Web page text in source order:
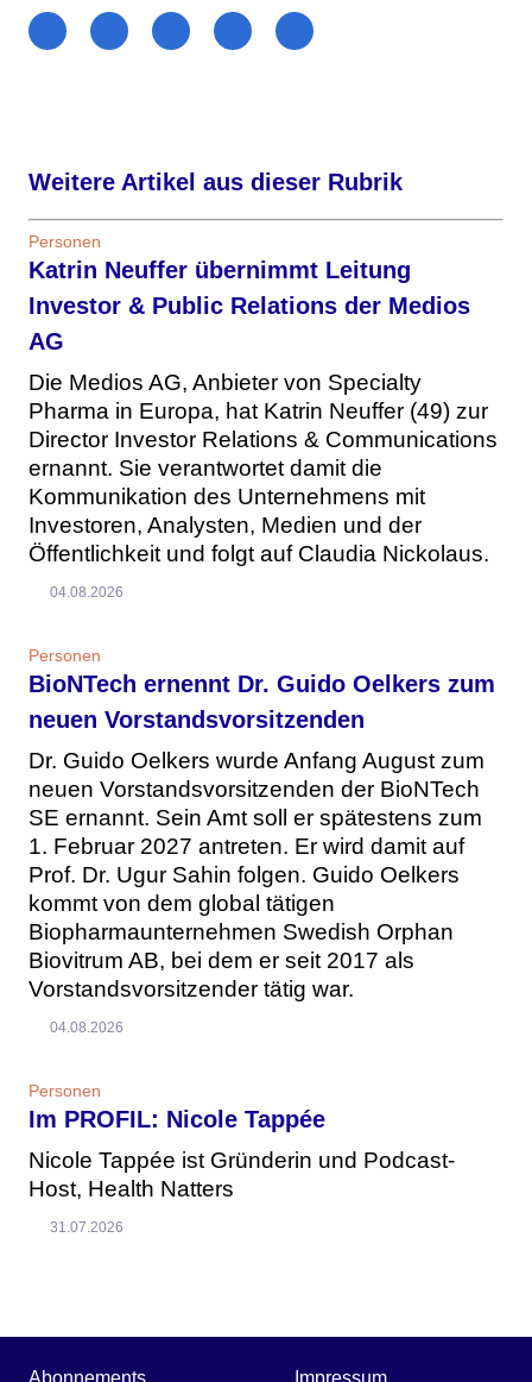
Weitere Artikel aus dieser Rubrik
Personen
Katrin Neuffer übernimmt Leitung
Investor & Public Relations der Medios
AG
Die Medios AG, Anbieter von Specialty
Pharma in Europa, hat Katrin Neuffer (49) zur
Director Investor Relations & Communications
ernannt. Sie verantwortet damit die
Kommunikation des Unternehmens mit
Investoren, Analysten, Medien und der
Öffentlichkeit und folgt auf Claudia Nickolaus.
04.08.2026
Personen
BioNTech ernennt Dr. Guido Oelkers zum
neuen Vorstandsvorsitzenden
Dr. Guido Oelkers wurde Anfang August zum
neuen Vorstandsvorsitzenden der BioNTech
SE ernannt. Sein Amt soll er spätestens zum
1. Februar 2027 antreten. Er wird damit auf
Prof. Dr. Ugur Sahin folgen. Guido Oelkers
kommt von dem global tätigen
Biopharmaunternehmen Swedish Orphan
Biovitrum AB, bei dem er seit 2017 als
Vorstandsvorsitzender tätig war.
04.08.2026
Personen
Im PROFIL: Nicole Tappée
Nicole Tappée ist Gründerin und Podcast-
Host, Health Natters
31.07.2026
Abonnements Impressum